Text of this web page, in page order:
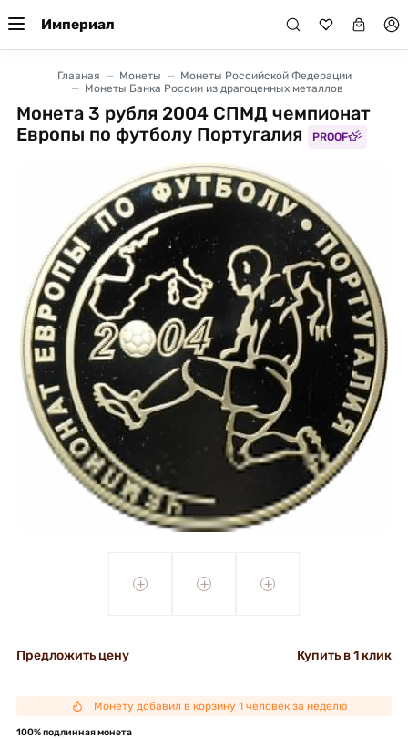
Империал
Главная Монеты
Монеты Российской Федерации
Монеты Банка России из драгоценных металлов
Монета 3 рубля 2004 СПМД чемпионат
Европы по футболу Португалия
PROOF
+ + +
Предложить цену Купить в 1 клик
Монету добавил в корзину 1 человек за неделю
100% подлинная монета